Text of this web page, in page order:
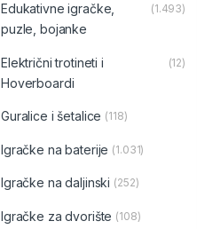
Edukativne igračke,
puzle, bojanke
(1.493)
Električni trotineti i
Hoverboardi
(12)
Guralice i šetalice (118)
Igračke na baterije (1.031)
Igračke na daljinski (252)
‎Igračke za dvorište (108)